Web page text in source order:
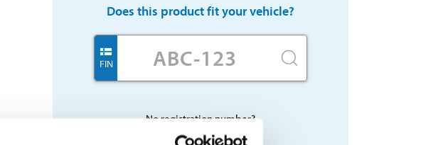
Does this product fit your vehicle?
FIN
No registration number?
SELECT CAR MANUALLY